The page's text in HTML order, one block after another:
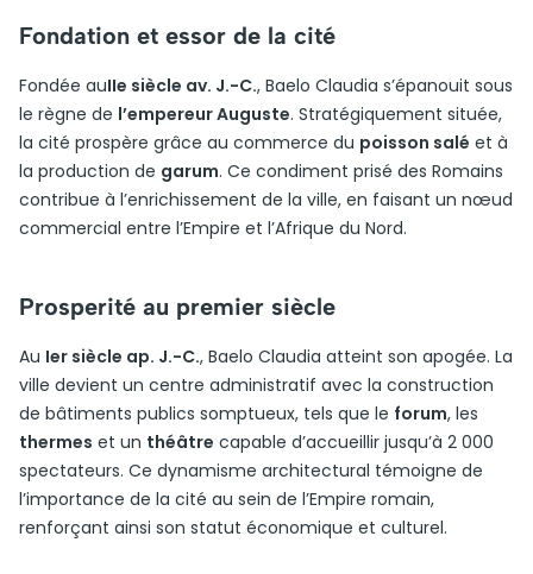
Fondation et essor de la cité
Fondée auIIe siècle av. J.-C., Baelo Claudia s’épanouit sous
le règne de l’empereur Auguste. Stratégiquement située,
la cité prospère grâce au commerce du poisson salé et à
la production de garum. Ce condiment prisé des Romains
contribue à l’enrichissement de la ville, en faisant un nœud
commercial entre l’Empire et l’Afrique du Nord.
Prosperité au premier siècle
Au Ier siècle ap. J.-C., Baelo Claudia atteint son apogée. La
ville devient un centre administratif avec la construction
de bâtiments publics somptueux, tels que le forum, les
thermes et un théâtre capable d’accueillir jusqu’à 2 000
spectateurs. Ce dynamisme architectural témoigne de
l’importance de la cité au sein de l’Empire romain,
renforçant ainsi son statut économique et culturel.